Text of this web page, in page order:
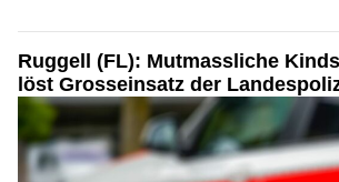
Ruggell (FL): Mutmassliche
löst Grosseinsatz der